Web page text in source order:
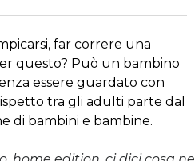
far correre una
questo? Può un bambino
essere guardato con
tra gli adulti parte dal
di bambini e bambine.